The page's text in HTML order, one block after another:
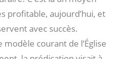
profitable, aujourd’hui, et
avec succès.
courant de l’Église